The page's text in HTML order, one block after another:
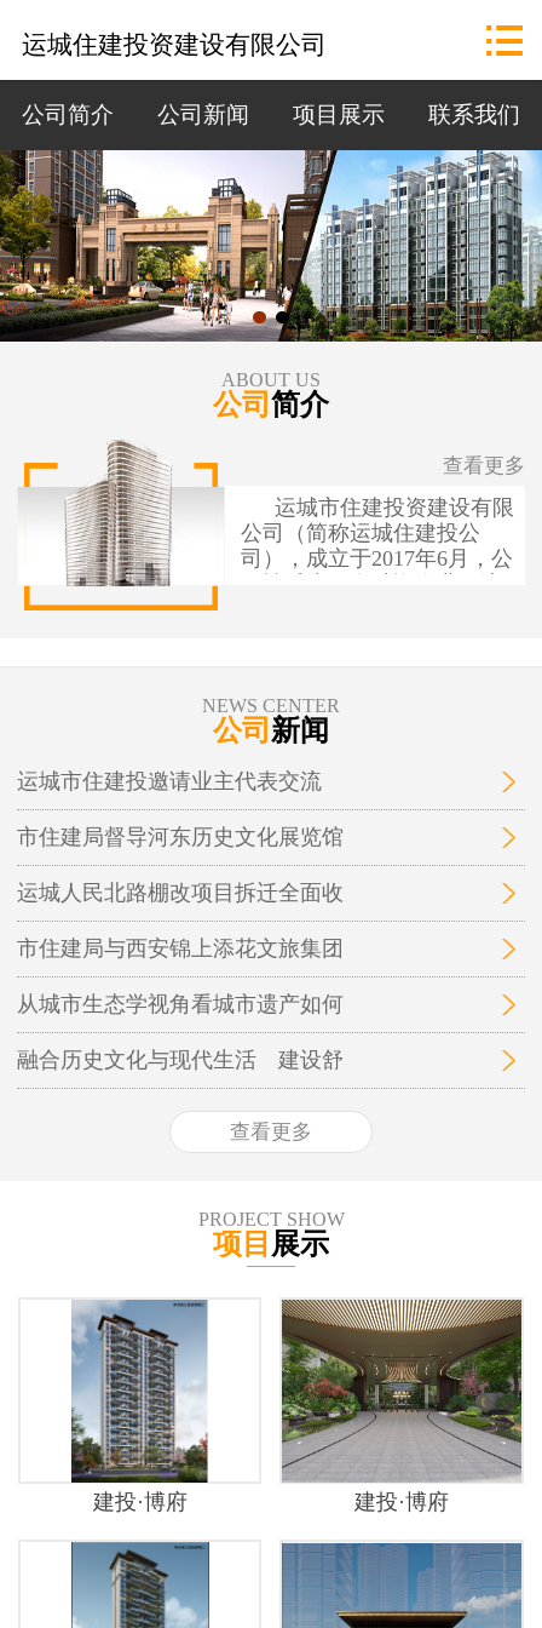
政策法规
资讯中心
招标公告
项目展示
运城住建投资建设有限公司 
公司简介 公司新闻 项目展示 联系我们
ABOUT US
公司 简介
运城市住建投资建设有限
公司（简称运城住建投公
司），成立于2017年6月，公
资建设项目融资实施平台，
为保障性安居工程和城市基
运城市中心城区棚户区改
造、城中村改造等保障性安
居工程及市政基础设施、地
下管廊开发建设和投融资业
务。
查看更多
NEWS CENTER
公司 新闻
运城市住建投邀请业主代表交流
市住建局督导河东历史文化展览馆
运城人民北路棚改项目拆迁全面收
市住建局与西安锦上添花文旅集团
从城市生态学视角看城市遗产如何
融合历史文化与现代生活 建设舒
查看更多
PROJECT SHOW
项目 展示
建投·博府 建投·博府